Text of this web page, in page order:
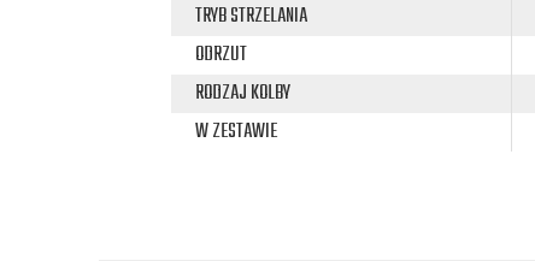
TRYB STRZELANIA
ODRZUT
RODZAJ KOLBY
W ZESTAWIE